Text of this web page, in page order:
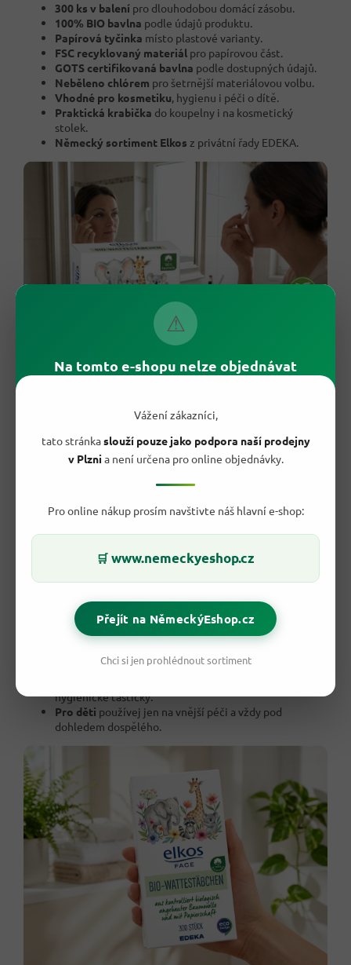
⚠
Na tomto e-shopu nelze objednávat
Vážení zákazníci,
tato stránkaslouží pouze jako podpora naší prodejny
v Plznia není určena pro online objednávky.
Pro online nákup prosím navštivte náš hlavní e-shop:
🛒 www.nemeckyeshop.cz
Přejít na NěmeckýEshop.cz
Chci si jen prohlédnout sortiment
300 ks v balení pro dlouhodobou domácí zásobu.
100% BIO bavlna podle údajů produktu.
Papírová tyčinka místo plastové varianty.
FSC recyklovaný materiál pro papírovou část.
GOTS certifikovaná bavlna podle dostupných údajů.
Neběleno chlórem pro šetrnější materiálovou volbu.
Vhodné pro kosmetiku, hygienu i péči o dítě.
Praktická krabička do koupelny i na kosmetický
stolek.
Německý sortiment Elkos z privátní řady EDEKA.
🧴 Jak je používat bezpečně?
Tyčinku používej jemně a pouze na vnější části pokožky nebo
pro kosmetické úpravy. Pro korekci make-upu stačí navlhčit
Nevkládej vatové tyčinky do zvukovodu ani do nosu. Po
použití je vyhoď do směsného odpadu a nesplachuj je do
toalety. U dětské péče postupuj opatrně a měj tyčinky mimo
dosah malých dětí.
💡 Tipy pro koupelnu a kosmetický stolek
U líčenípomohou opravit drobné nepřesnosti.
V koupelněměj krabičku vždy suchou a zavřenou.
hygienické taštičky.
Pro děti používej jen na vnější péči a vždy pod
dohledem dospělého.